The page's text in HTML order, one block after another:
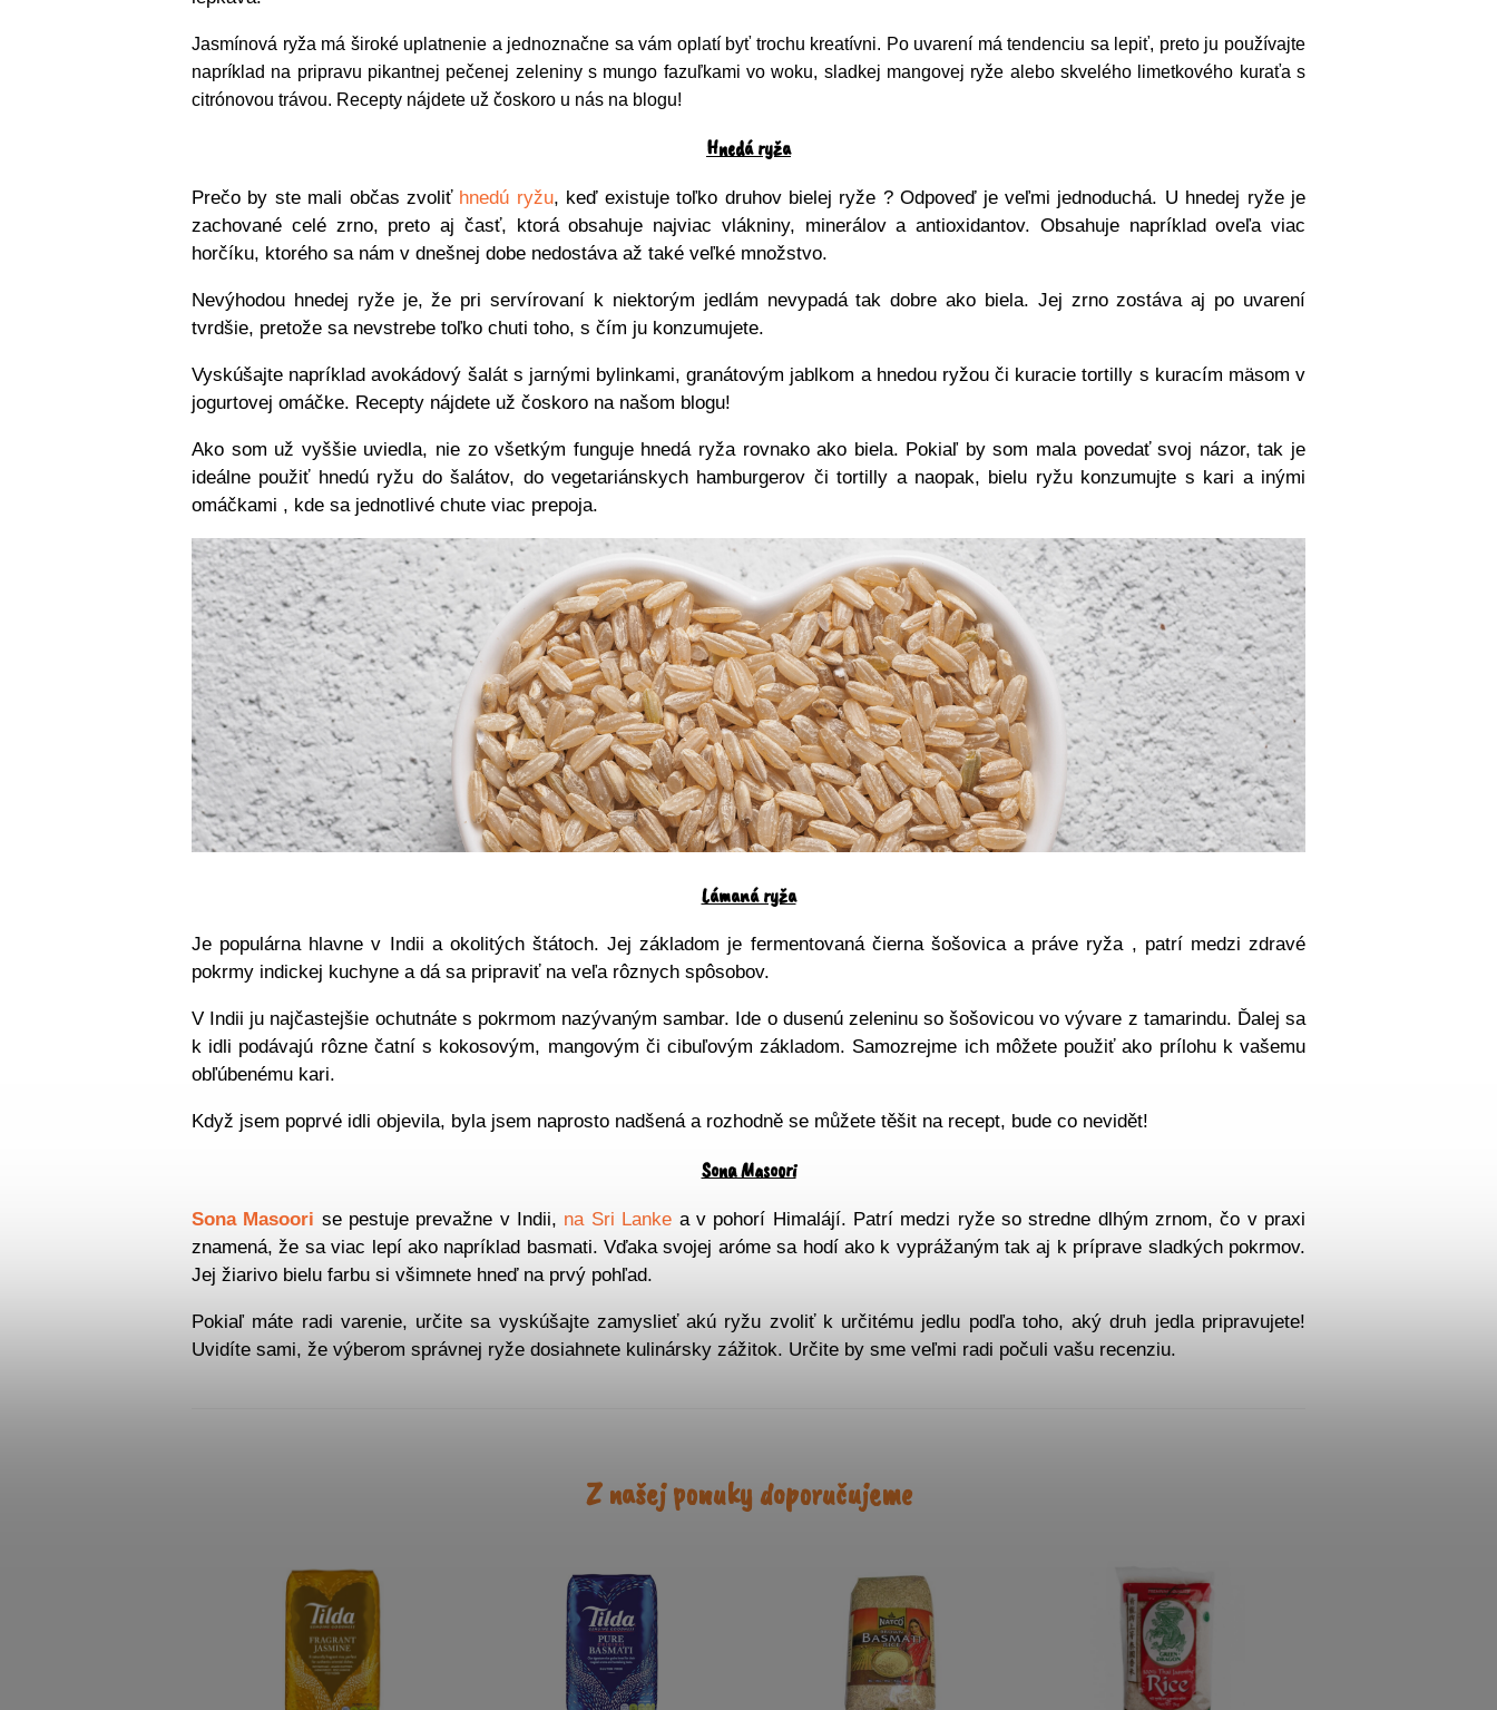
Jasmínová ryža má široké uplatnenie a jednoznačne sa vám oplatí byť trochu kreatívni. Po uvarení má tendenciu sa lepiť, preto ju používajte
napríklad na pripravu pikantnej pečenej zeleniny s mungo fazuľkami vo woku, sladkej mangovej ryže alebo skvelého limetkového kuraťa s
citrónovou trávou. Recepty nájdete už čoskoro u nás na blogu!
Hnedá ryža
Prečo by ste mali občas zvoliť hnedú ryžu, keď existuje toľko druhov bielej ryže ? Odpoveď je veľmi jednoduchá. U hnedej ryže je
zachované celé zrno, preto aj časť, ktorá obsahuje najviac vlákniny, minerálov a antioxidantov. Obsahuje napríklad oveľa viac
horčíku, ktorého sa nám v dnešnej dobe nedostáva až také veľké množstvo.
Nevýhodou hnedej ryže je, že pri servírovaní k niektorým jedlám nevypadá tak dobre ako biela. Jej zrno zostáva aj po uvarení
tvrdšie, pretože sa nevstrebe toľko chuti toho, s čím ju konzumujete.
Vyskúšajte napríklad avokádový šalát s jarnými bylinkami, granátovým jablkom a hnedou ryžou či kuracie tortilly s kuracím mäsom v
jogurtovej omáčke. Recepty nájdete už čoskoro na našom blogu!
Ako som už vyššie uviedla, nie zo všetkým funguje hnedá ryža rovnako ako biela. Pokiaľ by som mala povedať svoj názor, tak je
ideálne použiť hnedú ryžu do šalátov, do vegetariánskych hamburgerov či tortilly a naopak, bielu ryžu konzumujte s kari a inými
omáčkami , kde sa jednotlivé chute viac prepoja.
Lámaná ryža
Je populárna hlavne v Indii a okolitých štátoch. Jej základom je fermentovaná čierna šošovica a práve ryža , patrí medzi zdravé
pokrmy indickej kuchyne a dá sa pripraviť na veľa rôznych spôsobov.
V Indii ju najčastejšie ochutnáte s pokrmom nazývaným sambar. Ide o dusenú zeleninu so šošovicou vo vývare z tamarindu. Ďalej sa
k idli podávajú rôzne čatní s kokosovým, mangovým či cibuľovým základom. Samozrejme ich môžete použiť ako prílohu k vašemu
obľúbenému kari.
Když jsem poprvé idli objevila, byla jsem naprosto nadšená a rozhodně se můžete těšit na recept, bude co nevidět!
Sona Masoori
Sona Masoori se pestuje prevažne v Indii, na Sri Lanke a v pohorí Himalájí. Patrí medzi ryže so stredne dlhým zrnom, čo v praxi
znamená, že sa viac lepí ako napríklad basmati. Vďaka svojej aróme sa hodí ako k vyprážaným tak aj k príprave sladkých pokrmov.
Jej žiarivo bielu farbu si všimnete hneď na prvý pohľad.
Pokiaľ máte radi varenie, určite sa vyskúšajte zamyslieť akú ryžu zvoliť k určitému jedlu podľa toho, aký druh jedla pripravujete!
Uvidíte sami, že výberom správnej ryže dosiahnete kulinársky zážitok. Určite by sme veľmi radi počuli vašu recenziu.
Z našej ponuky doporučujeme